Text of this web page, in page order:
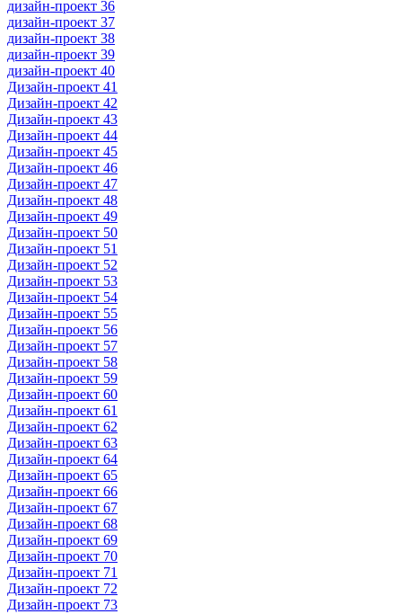
дизайн-проект 36
дизайн-проект 37
дизайн-проект 38
дизайн-проект 39
дизайн-проект 40
Дизайн-проект 41
Дизайн-проект 42
Дизайн-проект 43
Дизайн-проект 44
Дизайн-проект 45
Дизайн-проект 46
Дизайн-проект 47
Дизайн-проект 48
Дизайн-проект 49
Дизайн-проект 50
Дизайн-проект 51
Дизайн-проект 52
Дизайн-проект 53
Дизайн-проект 54
Дизайн-проект 55
Дизайн-проект 56
Дизайн-проект 57
Дизайн-проект 58
Дизайн-проект 59
Дизайн-проект 60
Дизайн-проект 61
Дизайн-проект 62
Дизайн-проект 63
Дизайн-проект 64
Дизайн-проект 65
Дизайн-проект 66
Дизайн-проект 67
Дизайн-проект 68
Дизайн-проект 69
Дизайн-проект 70
Дизайн-проект 71
Дизайн-проект 72
Дизайн-проект 73